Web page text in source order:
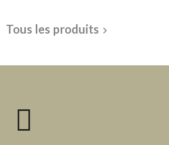
Tous les produits 